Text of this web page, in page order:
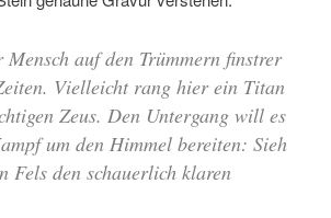
Mensch auf den Trümmern finstrer
Vielleicht rang hier ein Titan
Zeus. Den Untergang will es
um den Himmel bereiten: Sieh
Fels den schauerlich klaren